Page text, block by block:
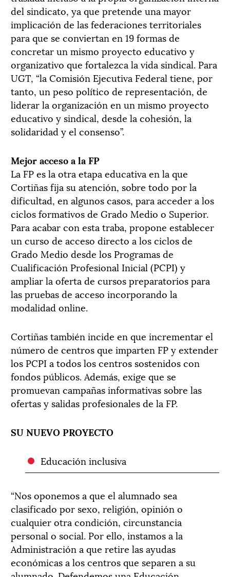
del sindicato, ya que pretende una mayor
implicación de las federaciones territoriales
para que se conviertan en 19 formas de
concretar un mismo proyecto educativo y
organizativo que fortalezca la vida sindical. Para
UGT, “la Comisión Ejecutiva Federal tiene, por
tanto, un peso político de representación, de
liderar la organización en un mismo proyecto
educativo y sindical, desde la cohesión, la
solidaridad y el consenso”.
Mejor acceso a la FP
La FP es la otra etapa educativa en la que
Cortiñas fija su atención, sobre todo por la
dificultad, en algunos casos, para acceder a los
ciclos formativos de Grado Medio o Superior.
Para acabar con esta traba, propone establecer
un curso de acceso directo a los ciclos de
Grado Medio desde los Programas de
Cualificación Profesional Inicial (PCPI) y
ampliar la oferta de cursos preparatorios para
las pruebas de acceso incorporando la
modalidad online.
Cortiñas también incide en que incrementar el
número de centros que imparten FP y extender
los PCPI a todos los centros sostenidos con
fondos públicos. Además, exige que se
promuevan campañas informativas sobre las
ofertas y salidas profesionales de la FP.
SU NUEVO PROYECTO
Educación inclusiva
“Nos oponemos a que el alumnado sea
clasificado por sexo, religión, opinión o
cualquier otra condición, circunstancia
personal o social. Por ello, instamos a la
Administración a que retire las ayudas
económicas a los centros que separen a su